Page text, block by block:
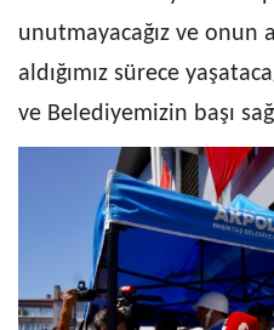
unutmayacağız ve onun
aldığımız sürece
ve Belediyemizin başı sağ